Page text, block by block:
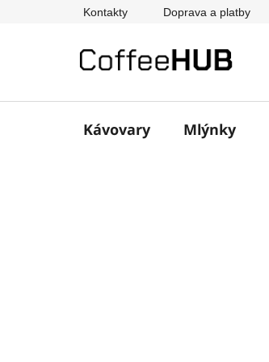
Kontakty Doprava a platby
Kávovary Mlýnky